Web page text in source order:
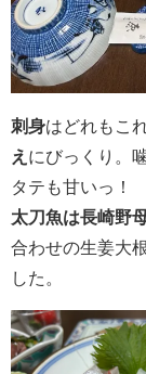
刺身はどれもこ
え にびっくり。
タテも甘いっ！
太刀魚は長崎野
合わせの生姜大
した。